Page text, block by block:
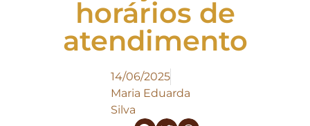
horários de
atendimento
14/06/2025
Maria Eduarda
Silva